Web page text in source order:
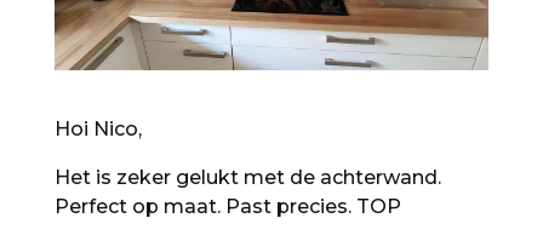
Hoi Nico,
Het is zeker gelukt met de achterwand.
Perfect op maat. Past precies. TOP